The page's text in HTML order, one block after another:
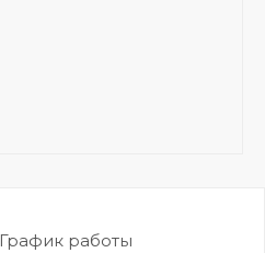
График работы